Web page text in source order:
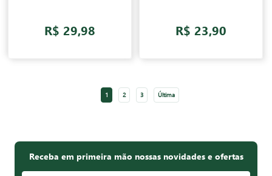
R$ 29,98 R$ 23,90
1 2 3 Última
Receba em primeira mão nossas novidades e ofertas